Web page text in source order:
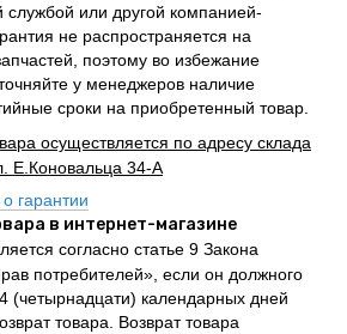
службой или другой компанией-
не распространяется на
поэтому во избежание
у менеджеров наличие
сроки на приобретенный товар.
осуществляется по адресу склада
Е.Коновальца 34-А
гарантии
в интернет-магазине
согласно статье 9 Закона
потребителей», если он должного
(четырнадцати) календарных дней
товара. Возврат товара